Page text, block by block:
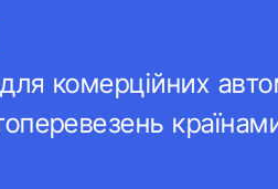
комерційних